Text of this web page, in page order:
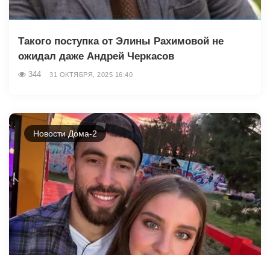
Такого поступка от Элины Рахимовой не
ожидал даже Андрей Черкасов
344 31 ОКТЯБРЯ, 2025 16:40
Новости Дома-2